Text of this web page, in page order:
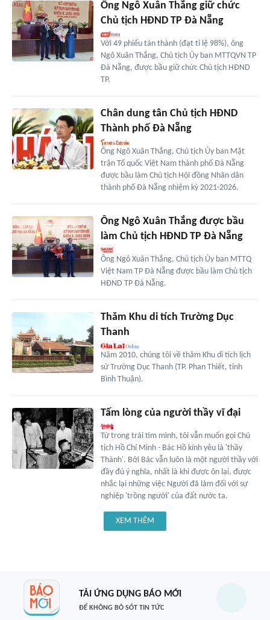
Ông Ngô Xuân Thắng giữ chức
Chủ tịch HĐND TP Đà Nẵng
Với 49 phiếu tán thành (đạt tỉ lệ 98%), ông
Ngô Xuân Thắng, Chủ tịch Ủy ban MTTQVN TP
Đà Nẵng, được bầu giữ chức Chủ tịch HĐND
TP.
Chân dung tân Chủ tịch HĐND
Thành phố Đà Nẵng
Ông Ngô Xuân Thắng, Chủ tịch Ủy ban Mặt
trận Tổ quốc Việt Nam thành phố Đà Nẵng
được bầu làm Chủ tịch Hội đồng Nhân dân
thành phố Đà Nẵng nhiệm kỳ 2021-2026.
Ông Ngô Xuân Thắng được bầu
làm Chủ tịch HĐND TP Đà Nẵng
Ông Ngô Xuân Thắng, Chủ tịch Ủy ban MTTQ
Việt Nam TP Đà Nẵng được bầu làm Chủ tịch
HĐND TP Đà Nẵng.
Thăm Khu di tích Trường Dục
Thanh
Năm 2010, chúng tôi về thăm Khu di tích lịch
sử Trường Dục Thanh (TP. Phan Thiết, tỉnh
Bình Thuận).
Tấm lòng của người thầy vĩ đại
Từ trong trái tim mình, tôi vẫn muốn gọi Chủ
tịch Hồ Chí Minh - Bác Hồ kính yêu là 'thầy
Thành'. Bởi Bác vẫn luôn là một người thầy với
đầy đủ ý nghĩa, nhất là khi được ôn lại, được
nhắc lại những việc Người đã làm đối với sự
nghiệp 'trồng người' của đất nước ta.
XEM THÊM
TẢI ỨNG DỤNG BÁO MỚI
ĐỂ KHÔNG BỎ SÓT TIN TỨC